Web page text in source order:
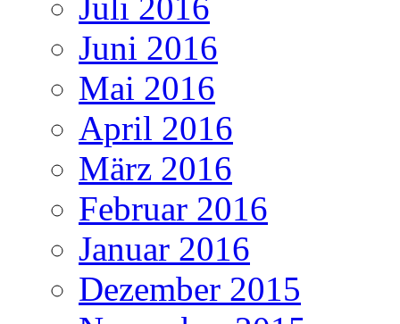
Juli 2016
Juni 2016
Mai 2016
April 2016
März 2016
Februar 2016
Januar 2016
Dezember 2015